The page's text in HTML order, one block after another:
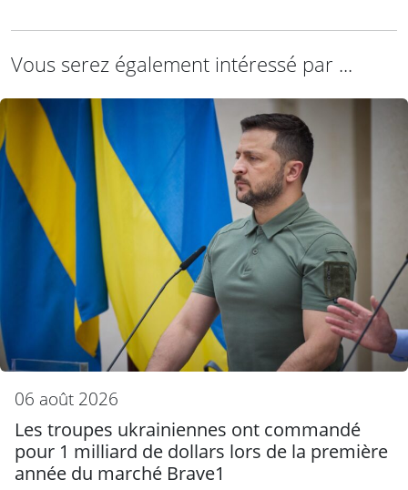
Vous serez également intéressé par ...
06 août 2026
Les troupes ukrainiennes ont commandé
pour 1 milliard de dollars lors de la première
année du marché Brave1